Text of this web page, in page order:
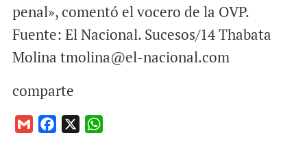
penal», comentó el vocero de la OVP.
Fuente: El Nacional. Sucesos/14 Thabata
Molina tmolina@el-nacional.com
comparte